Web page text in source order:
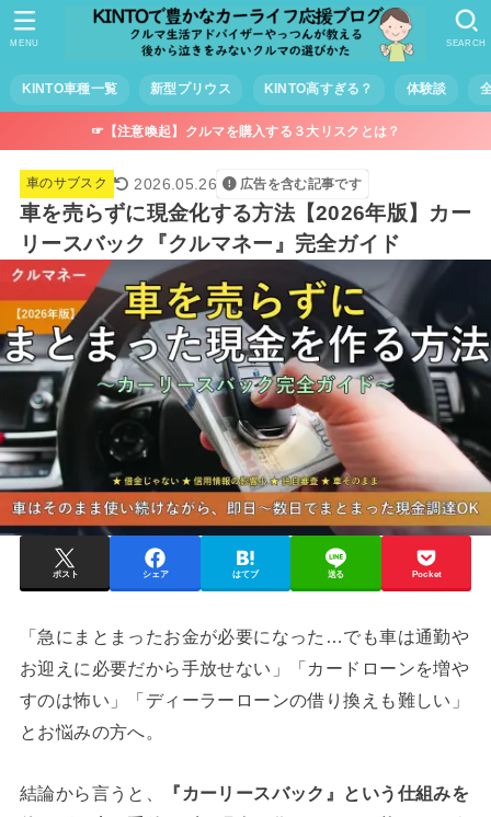
KINTO車種一覧 新型プリウス KINTO高すぎる？ 体験談
SEARCH
MENU
☞【注意喚起】クルマを購入する３大リスクとは？
車のサブスク 2026.05.26 広告を含む記事です
車を売らずに現金化する方法【2026年版】カー
リースバック『クルマネー』完全ガイド
ポスト シェア はてブ 送る Pocket
「急にまとまったお金が必要になった…でも車は通勤や
お迎えに必要だから手放せない」「カードローンを増や
すのは怖い」「ディーラーローンの借り換えも難しい」
とお悩みの方へ。
結論から言うと、
『カーリースバック』という仕組みを